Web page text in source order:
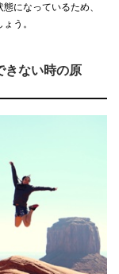
になっているため、
う。
きない時の原